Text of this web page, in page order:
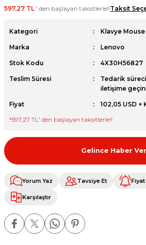
597,27 TL ' den başlayan taksitlerle!!Taksit
Kategori Klavye Mouse
Marka Lenovo
Stok Kodu 4X30H56827
Teslim Süresi
Tedarik
iletişime
Fiyat
102,05 USD +
*597,27 TL' den başlayan taksitlerle!!
Gelince Haber Ver
Yorum Yaz Tavsiye Et Fiyat
Karşılaştır